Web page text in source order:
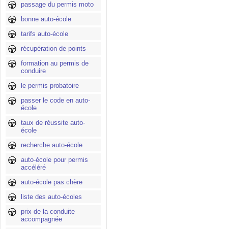
passage du permis moto
bonne auto-école
tarifs auto-école
récupération de points
formation au permis de
conduire
le permis probatoire
passer le code en auto-
école
taux de réussite auto-
école
recherche auto-école
auto-école pour permis
accéléré
auto-école pas chère
liste des auto-écoles
prix de la conduite
accompagnée